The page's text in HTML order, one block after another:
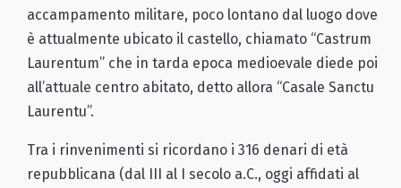
accampamento militare, poco lontano dal luogo dove
è attualmente ubicato il castello, chiamato “Castrum
Laurentum” che in tarda epoca medioevale diede poi
all’attuale centro abitato, detto allora “Casale Sanctu
Laurentu”.
Tra i rinvenimenti si ricordano i 316 denari di età
repubblicana (dal III al I secolo a.C., oggi affidati al